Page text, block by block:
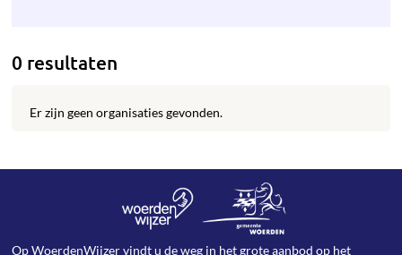
0 resultaten
Er zijn geen organisaties gevonden.
Op WoerdenWijzer vindt u de weg in het grote aanbod op het